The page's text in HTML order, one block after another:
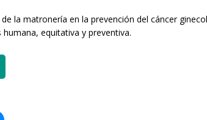
la matronería en la prevención del cáncer
equitativa y preventiva.